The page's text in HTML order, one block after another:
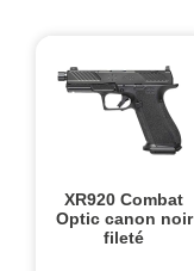
XR920 Combat
Optic canon noir
fileté